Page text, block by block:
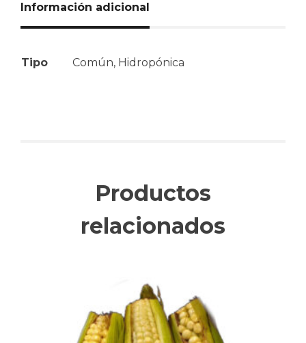
Información adicional
Tipo Común, Hidropónica
Productos
relacionados